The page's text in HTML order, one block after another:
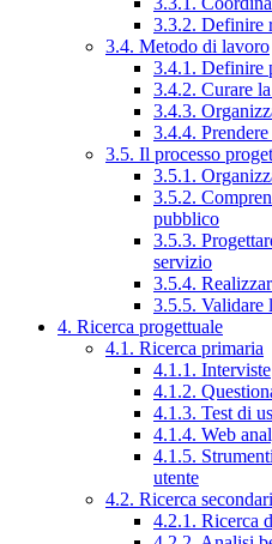
3.3.2. Definire
3.4. Metodo di lavoro
3.4.1. Definire
3.4.2. Curare
3.4.3.
3.4.4.
3.5. Il processo
3.5.1.
3.5.2.
pubblico
3.5.3.
servizio
3.5.4.
3.5.5. Validare
4. Ricerca progettuale
4.1. Ricerca primaria
4.1.1. Interviste
4.1.2.
4.1.3. Test di
4.1.4. Web
4.1.5.
utente
4.2. Ricerca
4.2.1. Ricerca